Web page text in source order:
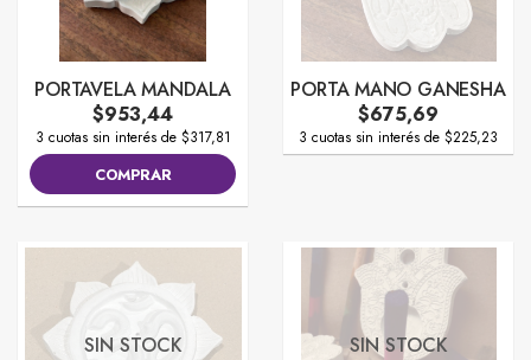
PORTAVELA MANDALA
$953,44
3 cuotas sin interés de $317,81
COMPRAR
PORTA MANO GANESHA
$675,69
3 cuotas sin interés de $225,23
SIN STOCK SIN STOCK